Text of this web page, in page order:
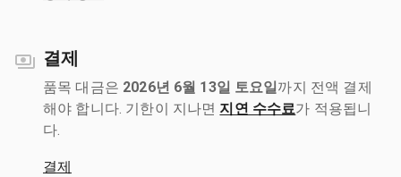
결제
품목 대금은 2026년 6월 13일 토요일까지 전액 결제
해야 합니다. 기한이 지나면 지연 수수료가 적용됩니
다.
결제